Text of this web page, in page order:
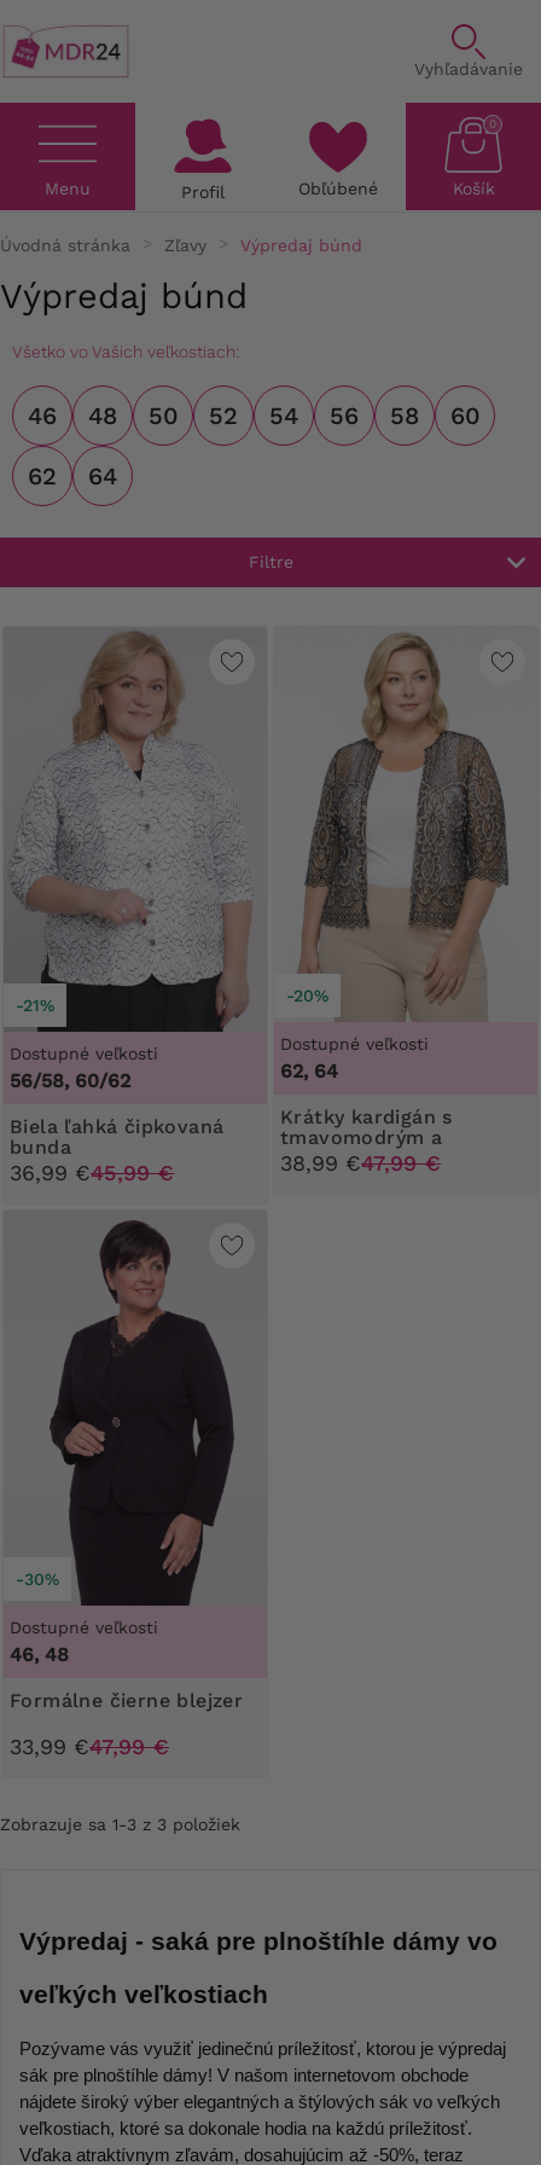
Vyhľadávanie
Menu Profil Obľúbené Košík
0
Úvodná stránka Zľavy Výpredaj búnd
Výpredaj búnd
Všetko vo Vašich veľkostiach:
46 48 50 52 54 56 58 60
62 64
Filtre
-21%
Dostupné veľkosti
56/58, 60/62
Biela ľahká čipkovaná
bunda
36,99 €45,99 €
-20%
Dostupné veľkosti
62, 64
Krátky kardigán s
tmavomodrým a
béžovým vzorom
38,99 €47,99 €
-30%
Dostupné veľkosti
46, 48
Formálne čierne blejzer
33,99 €47,99 €
Zobrazuje sa 1-3 z 3 položiek
Výpredaj - saká pre plnoštíhle dámy vo
veľkých veľkostiach
Pozývame vás využiť jedinečnú príležitosť, ktorou je výpredaj
sák pre plnoštíhle dámy! V našom internetovom obchode
nájdete široký výber elegantných a štýlových sák vo veľkých
veľkostiach, ktoré sa dokonale hodia na každú príležitosť.
Vďaka atraktívnym zľavám, dosahujúcim až -50%, teraz